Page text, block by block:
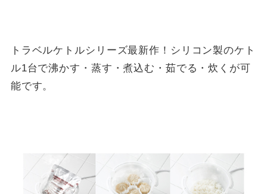
トラベルケトルシリーズ最新作！シリコン製のケト
ル1台で沸かす・蒸す・煮込む・茹でる・炊くが可
能です。